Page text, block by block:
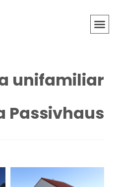
unifamiliar
Passivhaus